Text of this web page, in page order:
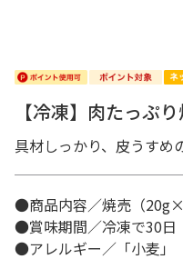
【冷凍】肉たっぷ
具材しっかり、皮うすめ
●商品内容／焼売（
●賞味期間／冷凍で30日
●アレルギー／「小麦」